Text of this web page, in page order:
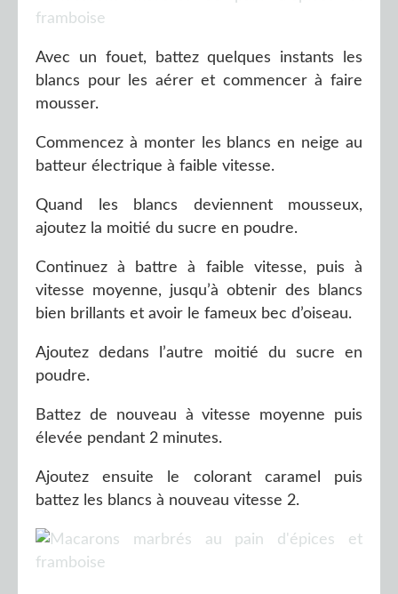
Avec un fouet, battez quelques instants les
blancs pour les aérer et commencer à faire
mousser.
Commencez à monter les blancs en neige au
batteur électrique à faible vitesse.
Quand les blancs deviennent mousseux,
ajoutez la moitié du sucre en poudre.
Continuez à battre à faible vitesse, puis à
vitesse moyenne, jusqu’à obtenir des blancs
bien brillants et avoir le fameux bec d’oiseau.
Ajoutez dedans l’autre moitié du sucre en
poudre.
Battez de nouveau à vitesse moyenne puis
élevée pendant 2 minutes.
Ajoutez ensuite le colorant caramel puis
battez les blancs à nouveau vitesse 2.